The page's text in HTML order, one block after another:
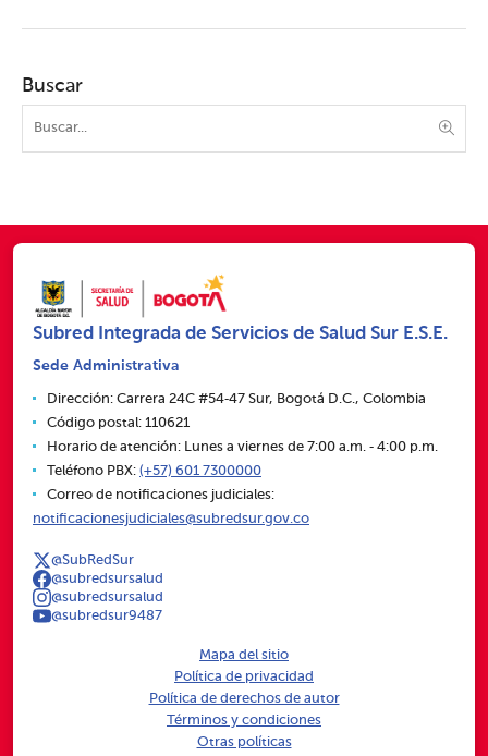
Buscar
Subred Integrada de Servicios de Salud Sur E.S.E.
Sede Administrativa
Dirección: Carrera 24C #54‑47 Sur, Bogotá D.C., Colombia
Código postal: 110621
Horario de atención: Lunes a viernes de 7:00 a.m. ‑ 4:00 p.m.
Teléfono PBX: (+57) 601 7300000
Correo de notificaciones judiciales:
notificacionesjudiciales@subredsur.gov.co
@SubRedSur
@subredsursalud
@subredsursalud
@subredsur9487
Mapa del sitio
Política de privacidad
Política de derechos de autor
Términos y condiciones
Otras políticas